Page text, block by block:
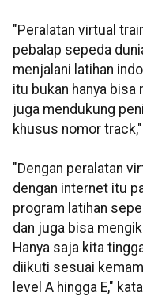
"Peralatan virtual
pebalap sepeda
menjalani latihan
itu bukan hanya bisa
juga mendukung
khusus nomor
"Dengan peralatan
dengan internet itu
program latihan
dan juga bisa
Hanya saja kita
diikuti sesuai
level A hingga E,"